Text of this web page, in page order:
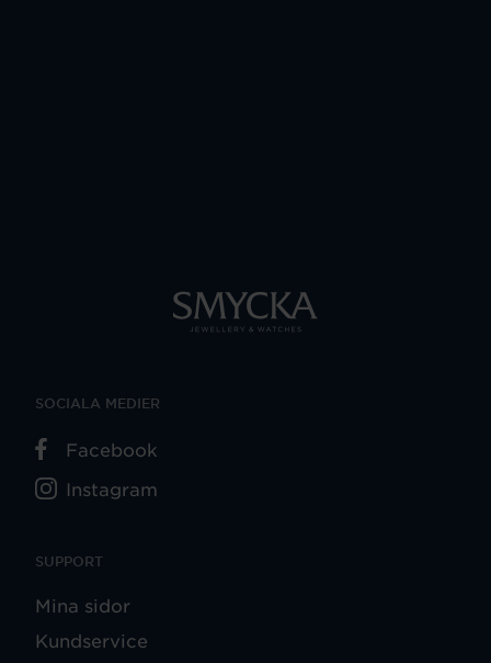
SUPPORT
Mina sidor
Kundservice
SOCIALA MEDIER
Facebook
Instagram